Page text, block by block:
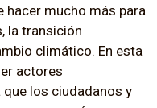
hacer mucho más para
la transición
climático. En esta
actores
los ciudadanos y